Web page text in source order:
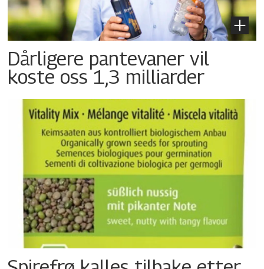
Dårligere pantevaner vil
koste oss 1,3 milliarder